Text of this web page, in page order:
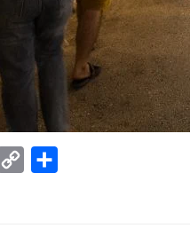
WhatsApp
Copy